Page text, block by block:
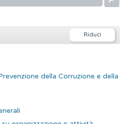
della Corruzione e della